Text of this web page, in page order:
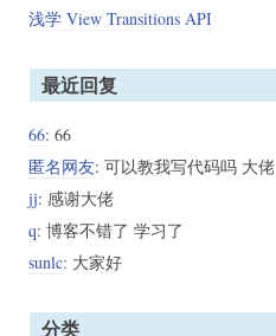
浅学 View Transitions API
最近回复
66: 66
匿名网友: 可以教我写代码吗 大佬
jj: 感谢大佬
q: 博客不错了 学习了
sunlc: 大家好
分类